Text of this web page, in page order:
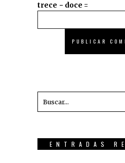
trece − doce =
ENTRADAS